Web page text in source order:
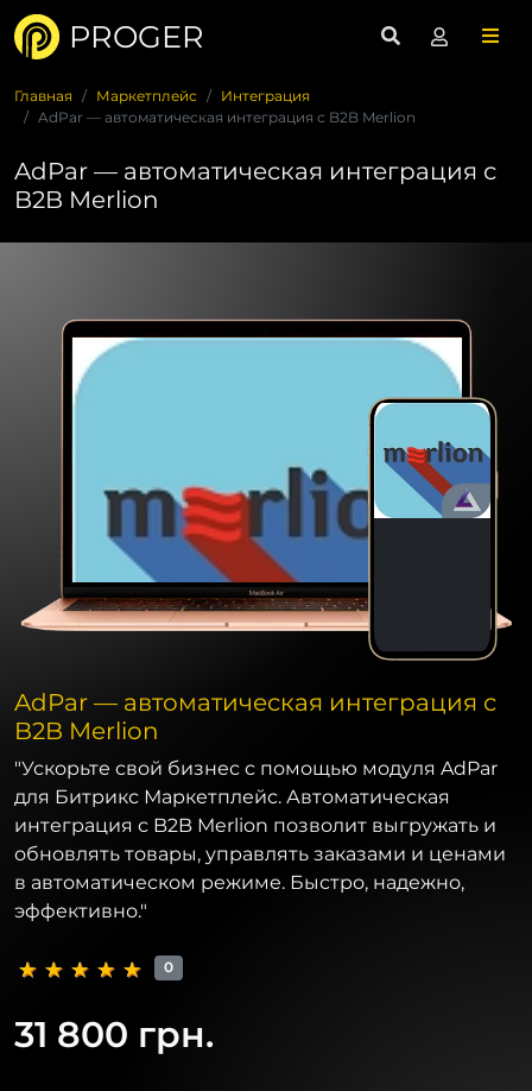
PROGER
Главная Маркетплейс
Интеграция
AdPar — автоматическая интеграция с B2B Merlion
AdPar — автоматическая интеграция с
B2B Merlion
AdPar — автоматическая интеграция с
B2B Merlion
"Ускорьте свой бизнес с помощью модуля AdPar
для Битрикс Маркетплейс. Автоматическая
интеграция с B2B Merlion позволит выгружать и
обновлять товары, управлять заказами и ценами
в автоматическом режиме. Быстро, надежно,
эффективно."
0
31 800 грн.